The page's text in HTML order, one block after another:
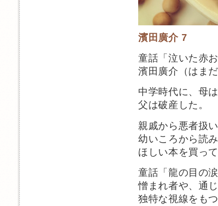
濱田廣介 7
童話「泣いた赤
濱田廣介（はま
中学時代に、母
父は破産した。
親戚から悪者扱
幼いころから読
ほしい本を買っ
童話「龍の目の
憎まれ者や、通
独特な視線をも